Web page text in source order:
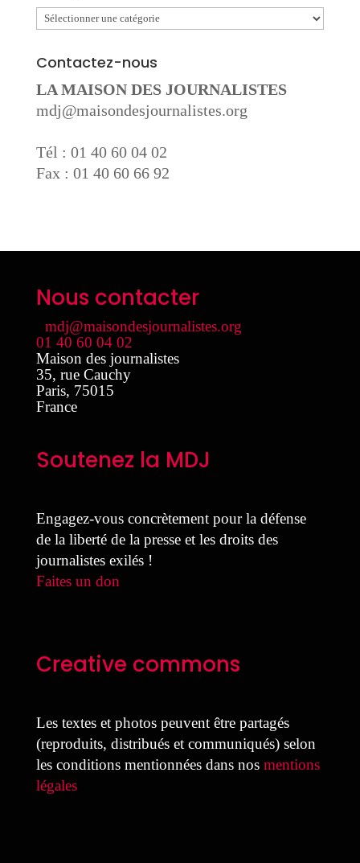
Catégories
Contactez-nous
LA MAISON DES JOURNALISTES
mdj@maisondesjournalistes.org
Tél : 01 40 60 04 02
Fax : 01 40 60 66 92
Nous contacter
mdj@maisondesjournalistes.org
01 40 60 04 02
Maison des journalistes
35, rue Cauchy
Paris, 75015
France
Soutenez la MDJ
Engagez-vous concrètement pour la défense
de la liberté de la presse et les droits des
journalistes exilés !
Faites un don
Creative commons
Les textes et photos peuvent être partagés
(reproduits, distribués et communiqués) selon
les conditions mentionnées dans nos mentions
légales